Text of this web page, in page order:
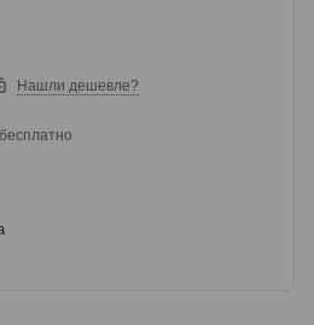
Нашли дешевле?